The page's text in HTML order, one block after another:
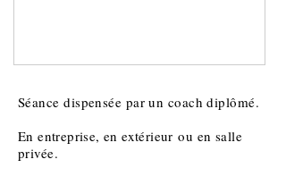
Séance dispensée par un coach diplômé.
Enentreprise, enextérieur ou en salle
privée.